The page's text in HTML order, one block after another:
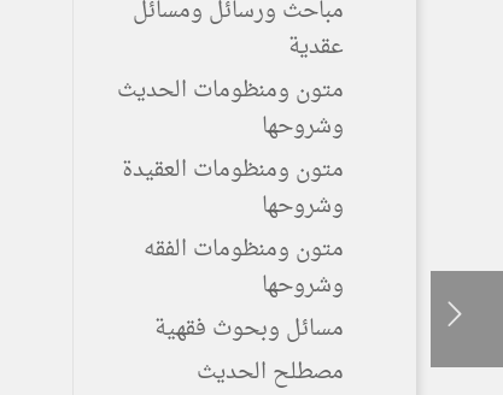
مباحث ورسائل ومسائل
عقدية
متون ومنظومات الحديث
وشروحها
متون ومنظومات العقيدة
وشروحها
متون ومنظومات الفقه
وشروحها
مسائل وبحوث فقهية
مصطلح الحديث